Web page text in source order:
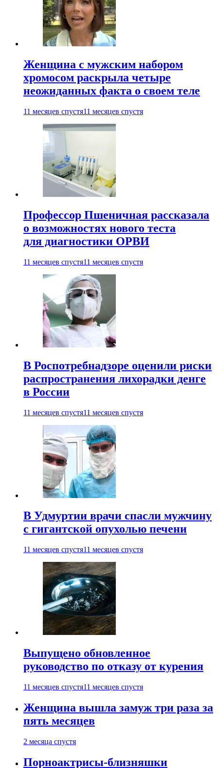
Женщина с мужским набором
хромосом раскрыла четыре
неожиданных факта о своем теле
11 месяцев спустя11 месяцев спустя
Профессор Пшеничная рассказала
о возможностях нового теста
для диагностики ОРВИ
11 месяцев спустя11 месяцев спустя
В Роспотребнадзоре оценили риски
распространения лихорадки денге
в России
11 месяцев спустя11 месяцев спустя
В Удмуртии врачи спасли мужчину
с гигантской опухолью печени
11 месяцев спустя11 месяцев спустя
Выпущено обновленное
руководство по отказу от курения
11 месяцев спустя11 месяцев спустя
Женщина вышла замуж три раза за
пять месяцев
2 месяца спустя
Порноактрисы-близняшки